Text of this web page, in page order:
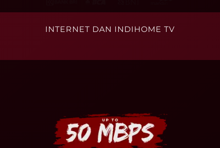
INTERNET DAN INDIHOME TV